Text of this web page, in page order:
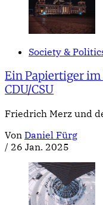
Society &
Ein Papiertiger
CDU/CSU
Friedrich Merz und
Von Daniel Fürg
/ 26 Jan. 2025